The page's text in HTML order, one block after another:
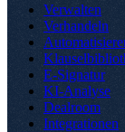
Verwalten
Verhandeln
E-Signatur
KI-Analyse
Dealroom
Integrationen